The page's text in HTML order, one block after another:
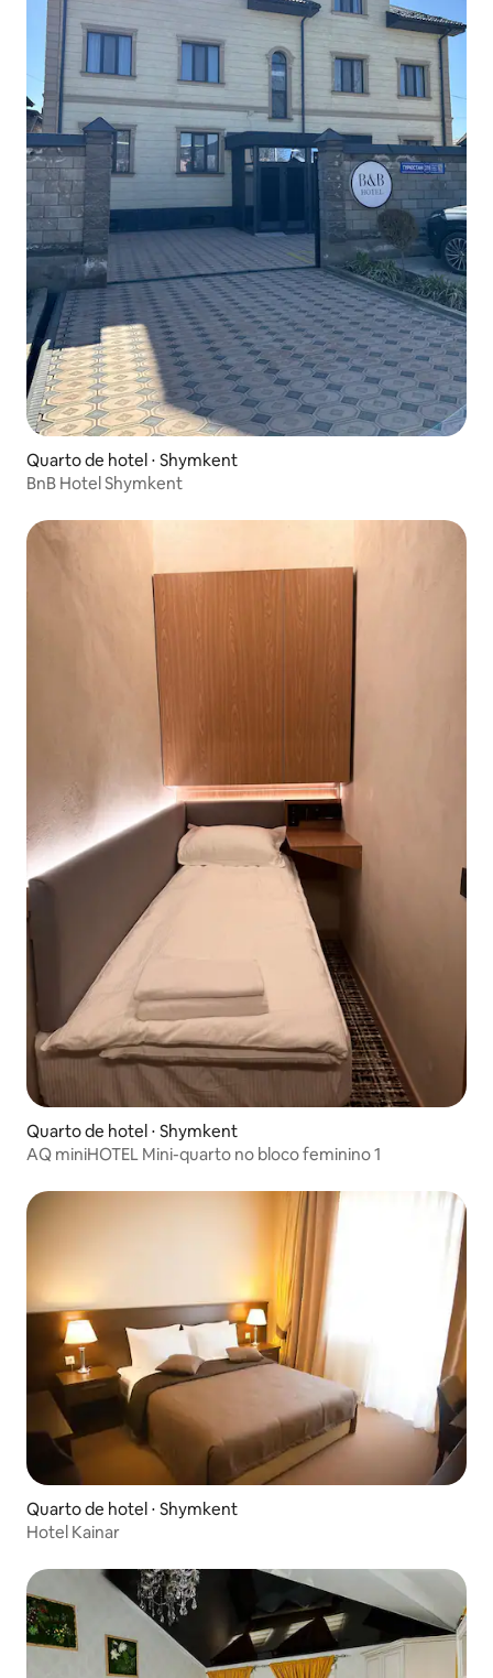
Quarto de hotel ⋅ Shymkent
BnB Hotel Shymkent
Quarto de hotel ⋅ Shymkent
AQ miniHOTEL Mini-quarto no bloco feminino 1
Quarto de hotel ⋅ Shymkent
Hotel Kainar